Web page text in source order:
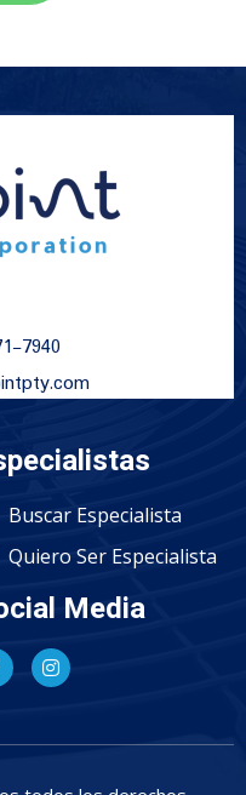
7940
Buscar Especialista
Quiero Ser Especialista
Media